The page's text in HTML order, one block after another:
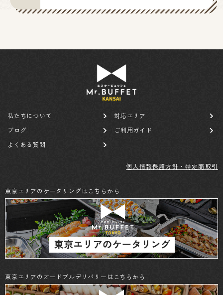
私たちについて
対応エリア
ブログ
ご利用ガイド
よくある質問
個人情報保護方針・特定商取引
東京エリアのケータリングはこちらから
東京エリアのオードブルデリバリーはこちらから